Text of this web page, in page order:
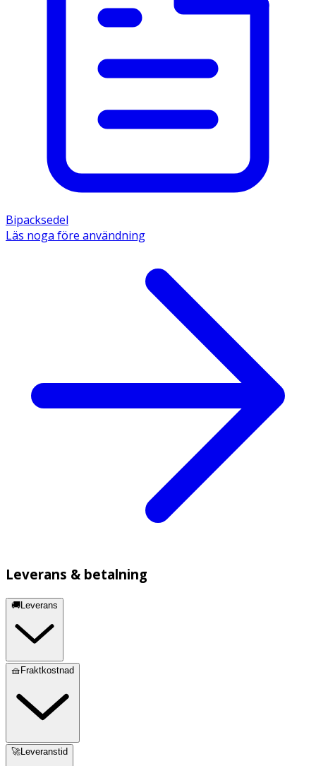
Bipacksedel
Läs noga före användning
Leverans & betalning
🚚Leverans
🧺Fraktkostnad
🚀Leveranstid